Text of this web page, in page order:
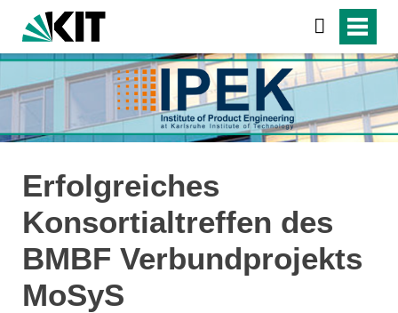
Erfolgreiches
Konsortialtreffen des
BMBF Verbundprojekts
MoSyS